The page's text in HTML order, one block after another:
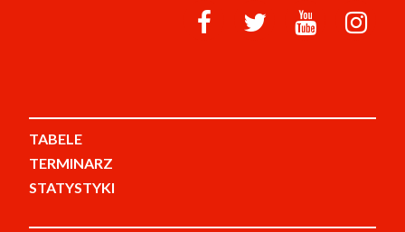
TABELE
TERMINARZ
STATYSTYKI